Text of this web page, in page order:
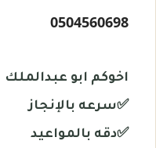
0504560698
اخوكم ابو عبدالملك
✅سرعه بالإنجاز
✅دقه بالمواعيد